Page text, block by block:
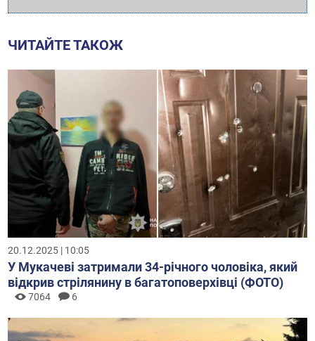
ЧИТАЙТЕ ТАКОЖ
20.12.2025 | 10:05
У Мукачеві затримали 34-річного чоловіка, який
відкрив стрілянину в багатоповерхівці (ФОТО)
7064 6